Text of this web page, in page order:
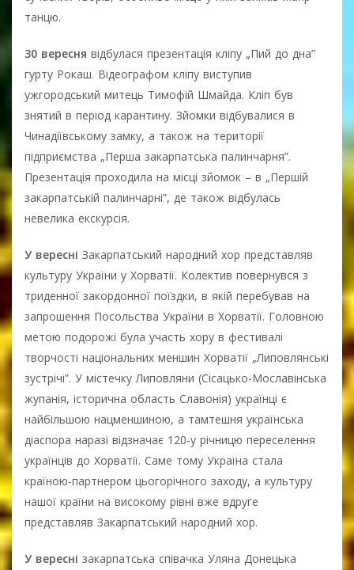
танцю.
30 вересня відбулася презентація кліпу „Пий до дна”
гурту Рокаш. Відеографом кліпу виступив
ужгородський митець Тимофій Шмайда. Кліп був
знятий в період карантину. Зйомки відбувалися в
Чинадіївському замку, а також на території
підприємства „Перша закарпатська палинчарня”.
Презентація проходила на місці зйомок – в „Першій
закарпатській палинчарні”, де також відбулась
невелика екскурсія.
У вересні Закарпатський народний хор представляв
культуру України у Хорватії. Колектив повернувся з
триденної закордонної поїздки, в якій перебував на
запрошення Посольства України в Хорватії. Головною
метою подорожі була участь хору в фестивалі
творчості національних меншин Хорватії „Липовлянські
зустрічі”. У містечку Липовляни (Сісацько-Мославінська
жупанія, історична область Славонія) українці є
найбільшою нацменшиною, а тамтешня українська
діаспора наразі відзначає 120-у річницю переселення
українців до Хорватії. Саме тому Україна стала
країною-партнером цьогорічного заходу, а культуру
нашої країни на високому рівні вже вдруге
представляв Закарпатський народний хор.
У вересні закарпатська співачка Уляна Донецька